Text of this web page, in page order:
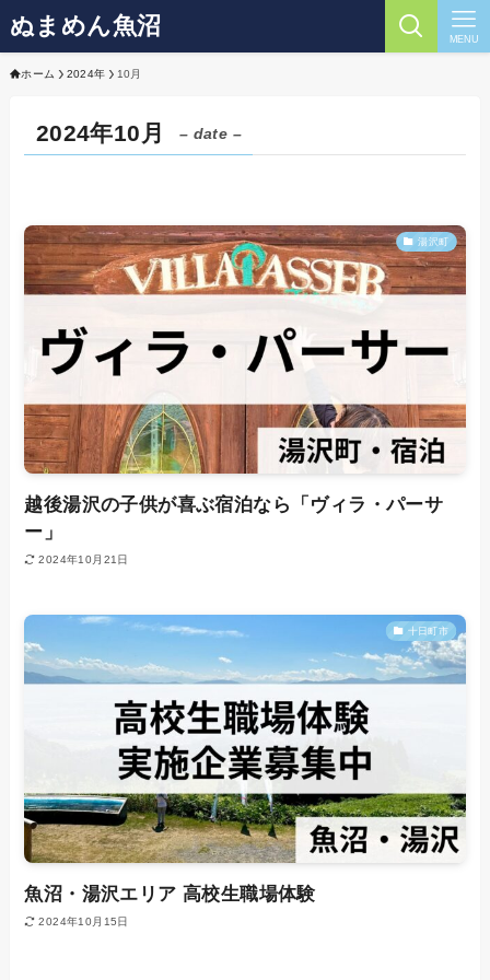
ぬまめん魚沼 MENU
ホーム 2024年 10月
2024年10月 – date –
湯沢町
越後湯沢の子供が喜ぶ宿泊なら「ヴィラ・パーサ
ー」
2024年10月21日
十日町市
魚沼・湯沢エリア 高校生職場体験
2024年10月15日